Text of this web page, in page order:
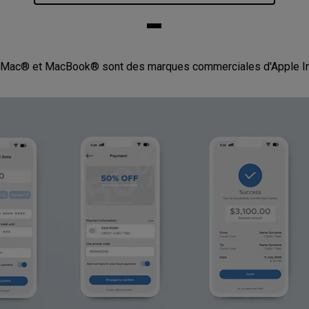
-
et MacBook® sont des marques commerciales d'Apple